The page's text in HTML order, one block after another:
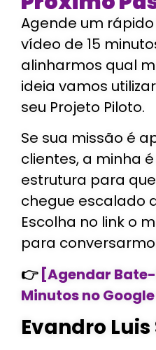
Agende um rápido
vídeo de 15
alinharmos qual
ideia vamos
seu Projeto Piloto.
Se sua missão é
clientes, a minha
estrutura para
chegue escalado
Escolha no link o
para
👉 [Agendar Bate-
Minutos no
Evandro